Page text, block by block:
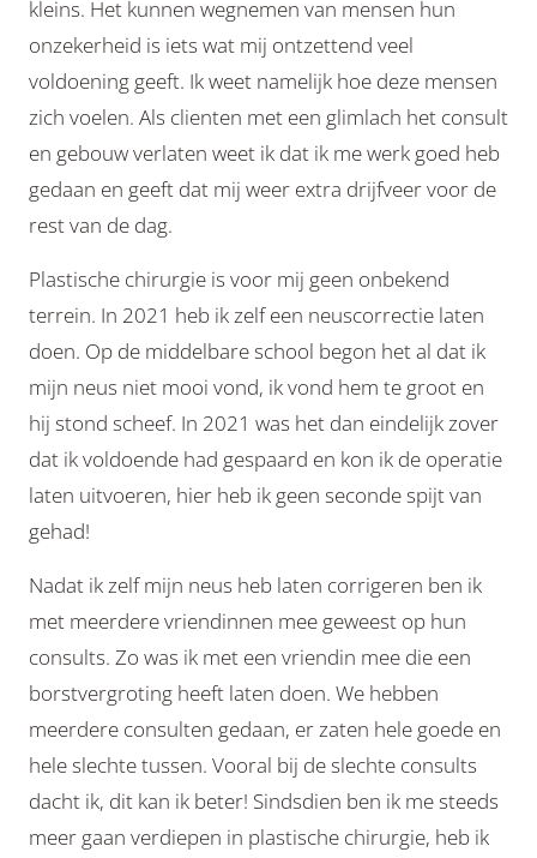
kleins. Het kunnen wegnemen van mensen hun
onzekerheid is iets wat mij ontzettend veel
voldoening geeft. Ik weet namelijk hoe deze mensen
zich voelen. Als clienten met een glimlach het consult
en gebouw verlaten weet ik dat ik me werk goed heb
gedaan en geeft dat mij weer extra drijfveer voor de
rest van de dag.
Plastische chirurgie is voor mij geen onbekend
terrein. In 2021 heb ik zelf een neuscorrectie laten
doen. Op de middelbare school begon het al dat ik
mijn neus niet mooi vond, ik vond hem te groot en
hij stond scheef. In 2021 was het dan eindelijk zover
dat ik voldoende had gespaard en kon ik de operatie
laten uitvoeren, hier heb ik geen seconde spijt van
gehad!
Nadat ik zelf mijn neus heb laten corrigeren ben ik
met meerdere vriendinnen mee geweest op hun
consults. Zo was ik met een vriendin mee die een
borstvergroting heeft laten doen. We hebben
meerdere consulten gedaan, er zaten hele goede en
hele slechte tussen. Vooral bij de slechte consults
dacht ik, dit kan ik beter! Sindsdien ben ik me steeds
meer gaan verdiepen in plastische chirurgie, heb ik